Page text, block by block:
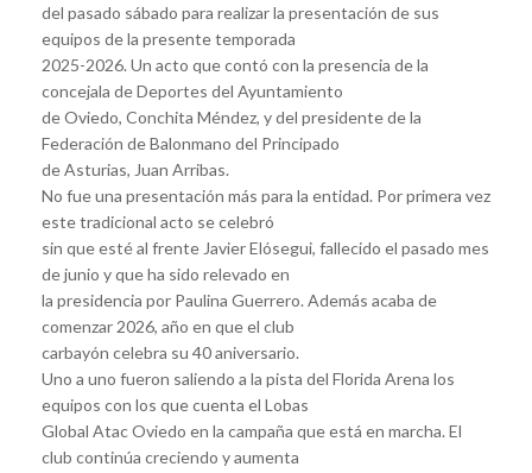
del pasado sábado para realizar la presentación de sus
equipos de la presente temporada
2025-2026. Un acto que contó con la presencia de la
concejala de Deportes del Ayuntamiento
de Oviedo, Conchita Méndez, y del presidente de la
Federación de Balonmano del Principado
de Asturias, Juan Arribas.
No fue una presentación más para la entidad. Por primera vez
este tradicional acto se celebró
sin que esté al frente Javier Elósegui, fallecido el pasado mes
de junio y que ha sido relevado en
la presidencia por Paulina Guerrero. Además acaba de
comenzar 2026, año en que el club
carbayón celebra su 40 aniversario.
Uno a uno fueron saliendo a la pista del Florida Arena los
equipos con los que cuenta el Lobas
Global Atac Oviedo en la campaña que está en marcha. El
club continúa creciendo y aumenta